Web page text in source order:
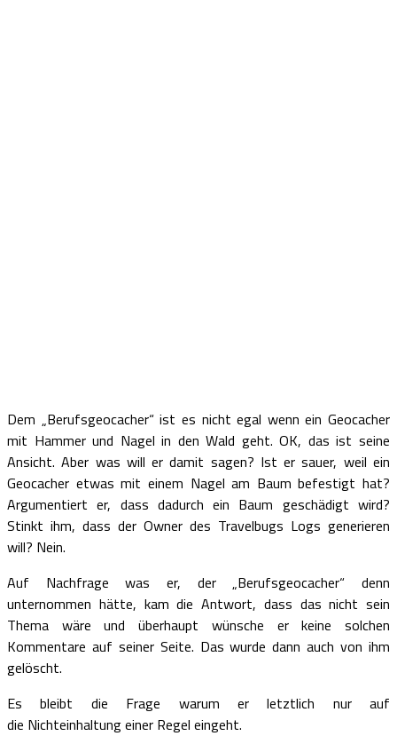
Dem „Berufsgeocacher“ ist es nicht egal wenn ein Geocacher
mit Hammer und Nagel in den Wald geht. OK, das ist seine
Ansicht. Aber was will er damit sagen? Ist er sauer, weil ein
Geocacher etwas mit einem Nagel am Baum befestigt hat?
Argumentiert er, dass dadurch ein Baum geschädigt wird?
Stinkt ihm, dass der Owner des Travelbugs Logs generieren
will? Nein.
Auf Nachfrage was er, der „Berufsgeocacher“ denn
unternommen hätte, kam die Antwort, dass das nicht sein
Thema wäre und überhaupt wünsche er keine solchen
Kommentare auf seiner Seite. Das wurde dann auch von ihm
gelöscht.
Es bleibt die Frage warum er letztlich nur auf
die Nichteinhaltung einer Regel eingeht.